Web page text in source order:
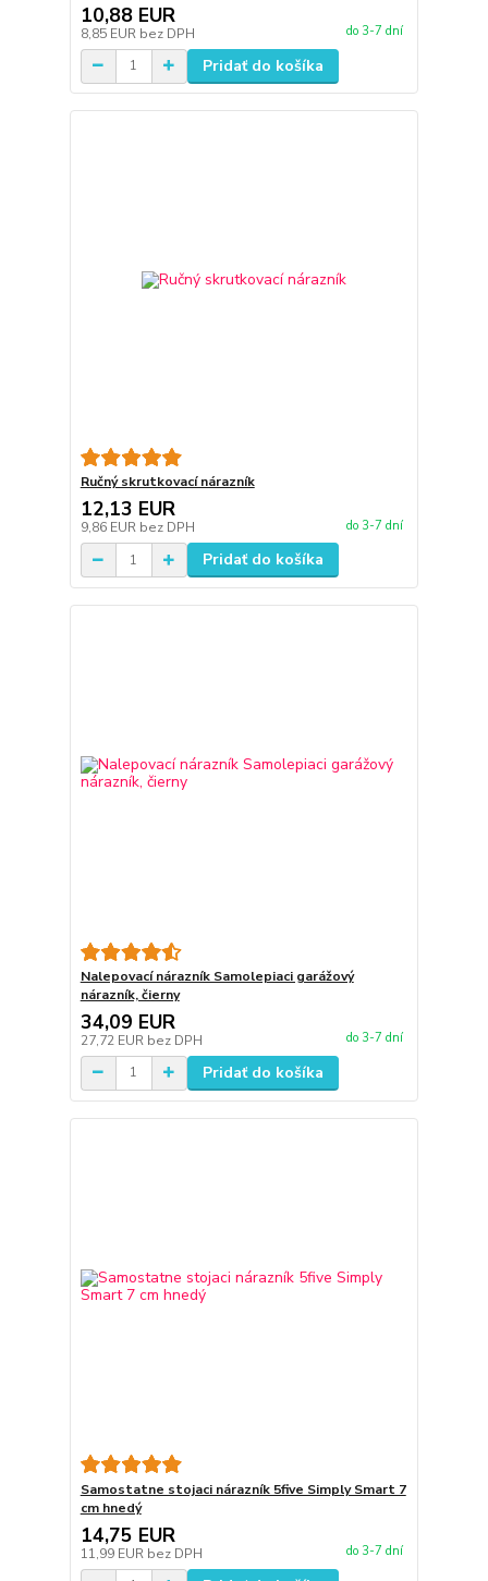
10,88 EUR
8,85 EUR bez DPH do 3-7 dní
Pridať do košíka
Ručný skrutkovací nárazník
12,13 EUR
9,86 EUR bez DPH do 3-7 dní
Pridať do košíka
Nalepovací nárazník Samolepiaci garážový
nárazník, čierny
34,09 EUR
27,72 EUR bez DPH do 3-7 dní
Pridať do košíka
Samostatne stojaci nárazník 5five Simply Smart 7
cm hnedý
14,75 EUR
11,99 EUR bez DPH do 3-7 dní